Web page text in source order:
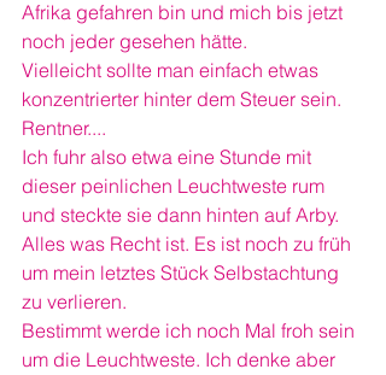
Afrika gefahren bin und mich bis jetzt
noch jeder gesehen hätte.
Vielleicht sollte man einfach etwas
konzentrierter hinter dem Steuer sein.
Rentner....
Ich fuhr also etwa eine Stunde mit
dieser peinlichen Leuchtweste rum
und steckte sie dann hinten auf Arby.
Alles was Recht ist. Es ist noch zu früh
um mein letztes Stück Selbstachtung
zu verlieren.
Bestimmt werde ich noch Mal froh sein
um die Leuchtweste. Ich denke aber